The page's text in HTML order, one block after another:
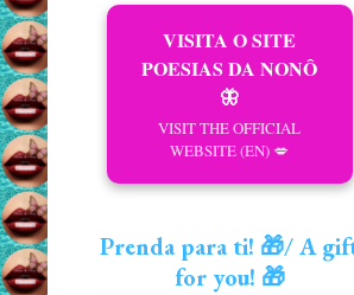
VISITA O SITE
POESIAS DA NONÔ
🦋
VISIT THE OFFICIAL
WEBSITE (EN) 💋
Prenda para ti! 🎁/ A
for you! 🎁